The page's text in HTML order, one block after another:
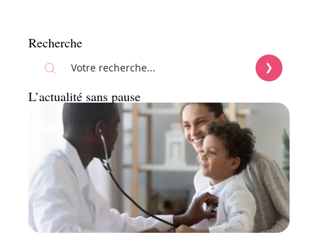
Recherche
L’actualité sans pause